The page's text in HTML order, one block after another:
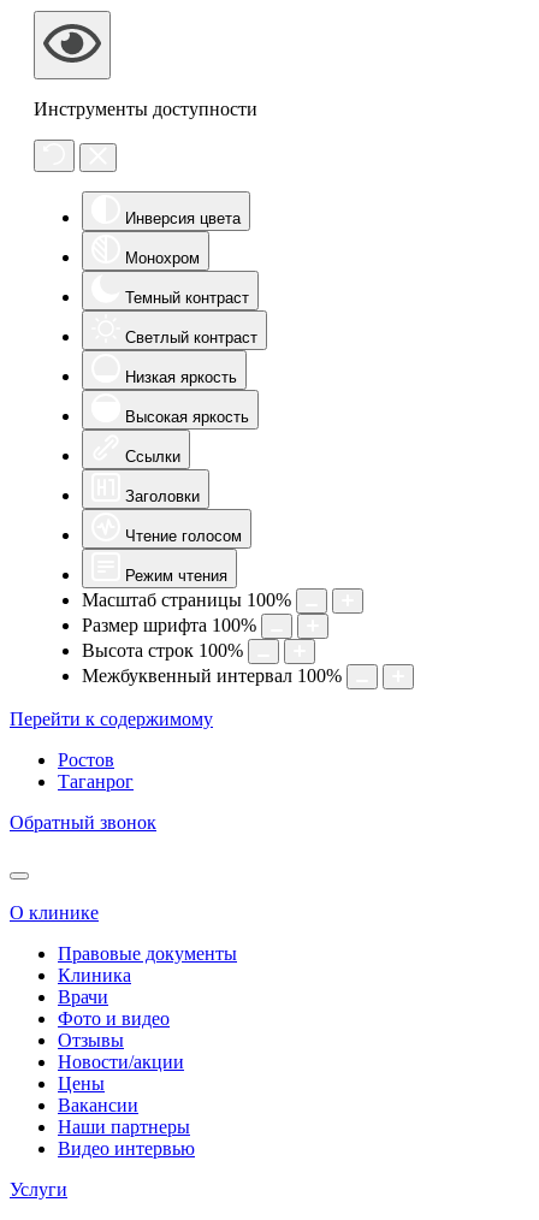
Инструменты доступности
Инверсия цвета
Монохром
Темный контраст
Светлый контраст
Низкая яркость
Высокая яркость
Ссылки
Заголовки
Чтение голосом
Режим чтения
Масштаб страницы 100%
Размер шрифта 100%
Высота строк 100%
Межбуквенный интервал 100%
Перейти к содержимому
Ростов
Таганрог
Обратный звонок
О клинике
Правовые документы
Клиника
Врачи
Фото и видео
Отзывы
Новости/акции
Цены
Вакансии
Наши партнеры
Видео интервью
Услуги